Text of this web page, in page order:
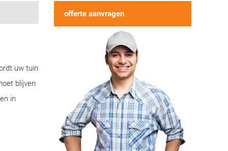
uw tuin
blijven
in
offerte aanvragen